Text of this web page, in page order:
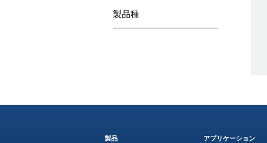
製品種
製品 アプリケーション